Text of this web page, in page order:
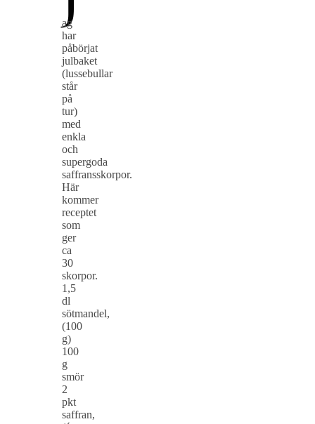
ag
har
påbörjat
julbaket
(lussebullar
står
på
tur)
med
enkla
och
supergoda
saffransskorpor.
Här
kommer
receptet
som
ger
ca
30
skorpor.
1,5
dl
sötmandel,
(100
g)
100
g
smör
2
pkt
saffran,